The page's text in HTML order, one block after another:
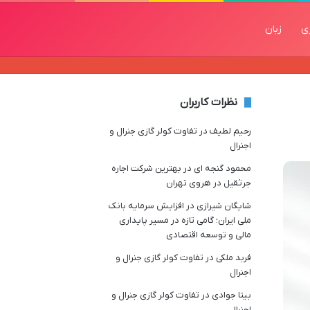
زبان
نظرات کاربران
رحیم لطیفدر تفاوت کولر گازی جنرال و
اجنرال
محمود گنجه ای در بهترین شرکت اجاره
جرثقیل در هروی تهران
شایگان شیرازی در افزایش سرمایه بانک
ملی ایران؛ گامی تازه در مسیر پایداری
مالی و توسعه اقتصادی
فربد ملکی در تفاوت کولر گازی جنرال و
اجنرال
بیتا جوادی در تفاوت کولر گازی جنرال و